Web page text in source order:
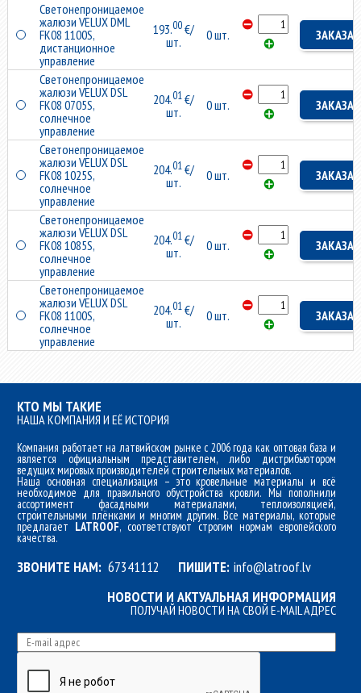
Светонепроницаемое
жалюзи VELUX DML
FK08 1100S,
дистанционное
управление
193.00€/
шт.
0 шт.
Светонепроницаемое
жалюзи VELUX DSL
FK08 0705S,
солнечное
управление
204.01€/
шт.
0 шт.
Светонепроницаемое
жалюзи VELUX DSL
FK08 1025S,
солнечное
управление
204.01€/
шт.
0 шт.
Светонепроницаемое
жалюзи VELUX DSL
FK08 1085S,
солнечное
управление
204.01€/
шт.
0 шт.
Светонепроницаемое
жалюзи VELUX DSL
FK08 1100S,
солнечное
управление
204.01€/
шт.
0 шт.
КТО МЫ ТАКИЕ
НАША КОМПАНИЯ И ЕЁ ИСТОРИЯ
Компания работает на латвийском рынке с 2006 года как оптовая база и
является официальным представителем, либо дистрибьютором
ведущих мировых производителей строительных материалов.
Наша основная специализация – это кровельные материалы и всё
необходимое для правильного обустройства кровли. Мы пополнили
ассортимент фасадными материалами, теплоизоляцией,
строительными плёнками и многим другим. Все материалы, которые
предлагает LATROOF, соответствуют строгим нормам европейского
качества.
ЗВОНИТЕ НАМ: 67341112 ПИШИТЕ: info@latroof.lv
НОВОСТИ И АКТУАЛЬНАЯ ИНФОРМАЦИЯ
ПОЛУЧАЙ НОВОСТИ НА СВОЙ E-MAIL АДРЕС